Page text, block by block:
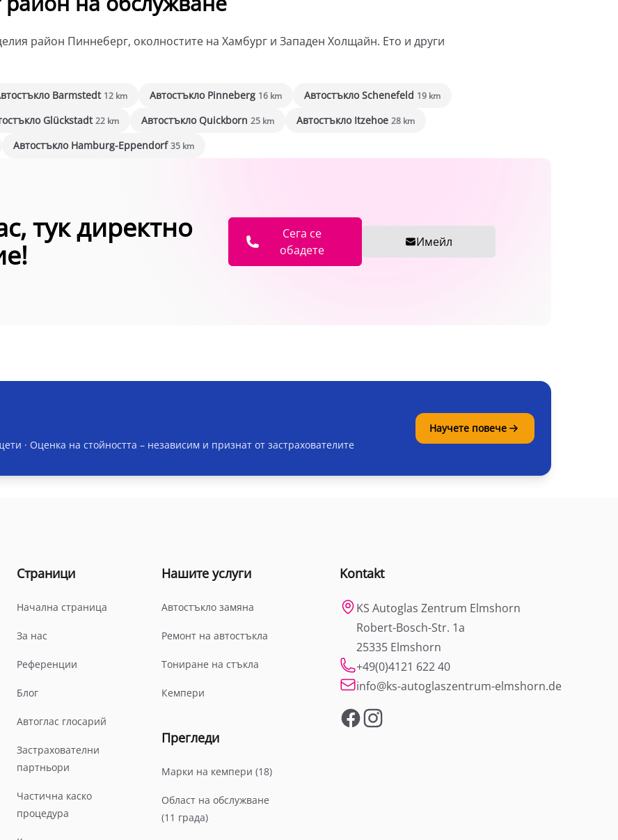
район Пиннеберг, околностите на Хамбург и Западен Холщайн. Ето и други
Barmstedt 12 km Автостъкло Pinneberg 16 km Автостъкло Schenefeld 19 km
Glückstadt22 km Автостъкло Quickborn 25 km Автостъкло Itzehoe 28 km
Автостъкло Hamburg-Eppendorf35 km
тук директно
Сега се
обадете
Имейл
· Оценка на стойността – независим и признат от застрахователите
Научете повече
Страници
Начална страница
За нас
Референции
Блог
Автоглас глосарий
Застрахователни
партньори
Частична каско
процедура
Нашите услуги
Автостъкло замяна
Ремонт на автостъкла
Тониране на стъкла
Кемпери
Прегледи
Марки на кемпери (18)
Област на обслужване
(11 града)
Kontakt
KS Autoglas Zentrum Elmshorn
Robert-Bosch-Str. 1a
25335 Elmshorn
+49(0)4121 622 40
info@ks-autoglaszentrum-elmshorn.de
FacebookInstagram